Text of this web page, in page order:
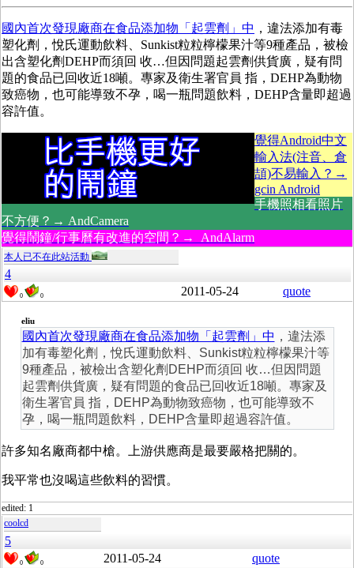
國內首次發現廠商在食品添加物「起雲劑」中 ，違法添加有毒
塑化劑，悅氏運動飲料、Sunkist粒粒檸檬果汁等9種產品，被檢
出含塑化劑DEHP而須回 收…但因問題起雲劑供貨廣，疑有問
題的食品已回收近18噸。專家及衛生署官員 指，DEHP為動物
致癌物，也可能導致不孕，喝一瓶問題飲料，DEHP含量即超過
容許值。
覺得Android中文
輸入法(注音、倉
頡)不易輸入？→
gcin Android
手機照相看照片
不方便？→ AndCamera
覺得鬧鐘/行事曆有改進的空間？→ AndAlarm
本人已不在此站活動
4
0 0 2011-05-24 quote
eliu
國內首次發現廠商在食品添加物「起雲劑」中 ，違法添
加有毒塑化劑，悅氏運動飲料、Sunkist粒粒檸檬果汁等
9種產品，被檢出含塑化劑DEHP而須回 收…但因問題
起雲劑供貨廣，疑有問題的食品已回收近18噸。專家及
衛生署官員 指，DEHP為動物致癌物，也可能導致不
孕，喝一瓶問題飲料，DEHP含量即超過容許值。
許多知名廠商都中槍。上游供應商是最要嚴格把關的。
我平常也沒喝這些飲料的習慣。
edited: 1
coolcd
5
0 0 2011-05-24 quote